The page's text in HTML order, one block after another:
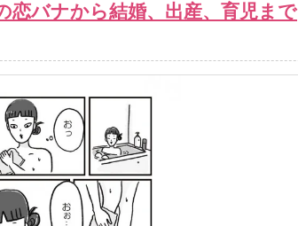
恋バナから結婚、出産、育児まで